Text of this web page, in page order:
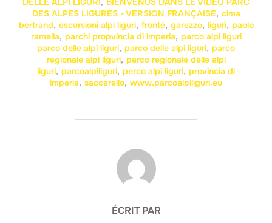
DES ALPES LIGURES - VERSION FRANÇAISE, cima
bertrand, escursioni alpi liguri, fronté, garezzo, liguri, paolo
ramella, parchi propvincia di imperia, parco alpi liguri
parco delle alpi liguri, parco delle alpi liguri, parco
regionale alpi liguri, parco regionale delle alpi
liguri, parcoalpiliguri, perco alpi liguri, provincia di
imperia, saccarello, www.parcoalpiliguri.eu
AUTEUR DE LA PUBLICATION
ÉCRIT PAR